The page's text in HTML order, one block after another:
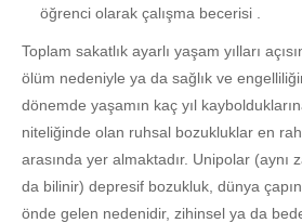
öğrenci olarak çalışma becerisi .
Toplam sakatlık ayarlı yaşam yılları
ölüm nedeniyle ya da sağlık ve
dönemde yaşamın kaç yıl
niteliğinde olan ruhsal bozukluklar en
arasında yer almaktadır. Unipolar (aynı
da bilinir) depresif bozukluk, dünya
önde gelen nedenidir, zihinsel ya da